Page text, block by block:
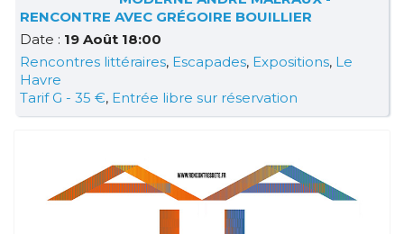
RENCONTRE AVEC GRÉGOIRE BOUILLIER
Date : 19 Août 18:00
Rencontres littéraires, Escapades, Expositions, Le
Havre
Tarif G - 35 €, Entrée libre sur réservation